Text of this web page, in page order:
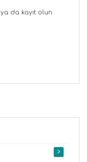
ya da kayıt olun